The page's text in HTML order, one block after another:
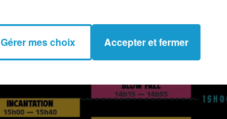
Gérer mes choix Accepter et fermer